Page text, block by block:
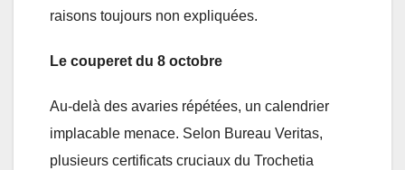
raisons toujours non expliquées.
Le couperet du 8 octobre
Au-delà des avaries répétées, un calendrier
implacable menace. Selon Bureau Veritas,
plusieurs certificats cruciaux du Trochetia